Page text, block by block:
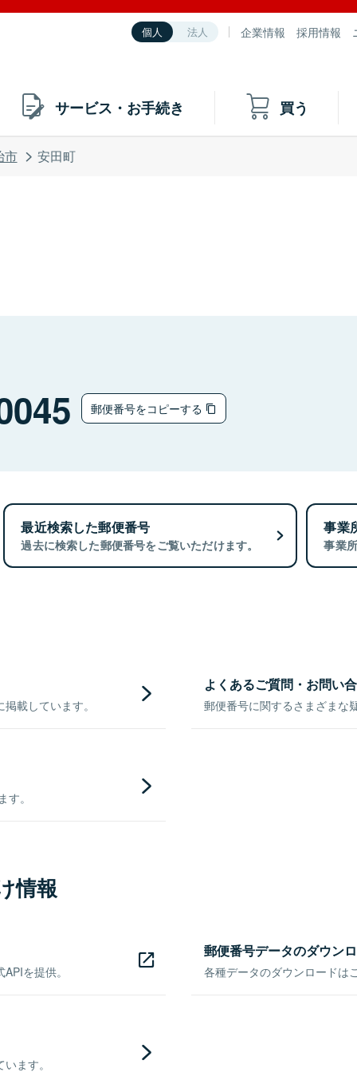
個人 法人 企業情報 採用情報
サービス・お手続き 買う
市 安田町
郵便番号をコピーする
最近検索した郵便番号
過去に検索した郵便番号をご覧いただけます。
事業
事業
載しています。
よくあるご質問・お問い
郵便番号に関するさまざまな
。
情報
を提供。
郵便番号データのダウン
各種データのダウンロードは
ます。